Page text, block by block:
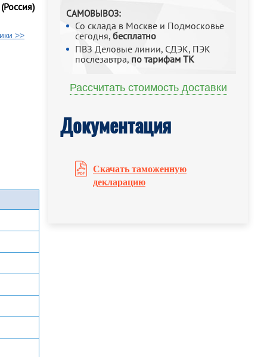
САМОВЫВОЗ:
Со склада в Москве и Подмосковье
сегодня, бесплатно
ПВЗ Деловые линии, СДЭК, ПЭК
послезавтра, по тарифам ТК
Рассчитать стоимость доставки
Документация
Скачать таможенную
декларацию
>>